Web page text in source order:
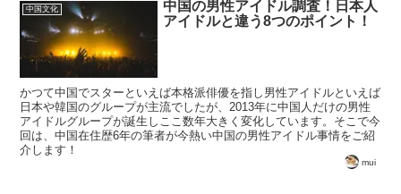
中国文化
中国の男性アイドル調査！日本人
アイドルと違う8つのポイント！
かつて中国でスターといえば本格派俳優を指し男性アイドルといえば
日本や韓国のグループが主流でしたが、2013年に中国人だけの男性
アイドルグループが誕生しここ数年大きく変化しています。そこで今
回は、中国在住歴6年の筆者が今熱い中国の男性アイドル事情をご紹
介します！
mui